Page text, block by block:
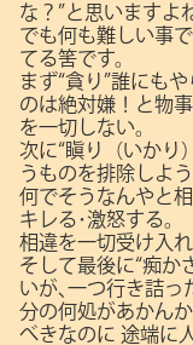
な？”と思いますよ
でも何も難しい事
てる筈です。
まず“貪り”誰にも
のは絶対嫌！と物
を一切しない。
次に“瞋り（いかり
うものを排除しよう
何でそうなんやと
キレる･激怒する。
相違を一切受け入
そして最後に“痴か
いが､一つ行き詰っ
分の何処があかん
べきなのに 途端に